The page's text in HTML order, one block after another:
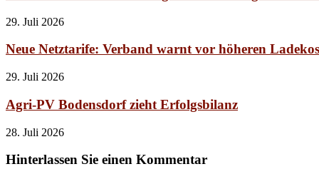
29. Juli 2026
Neue Netztarife: Verband warnt vor höheren
29. Juli 2026
Agri-PV Bodensdorf zieht Erfolgsbilanz
28. Juli 2026
Hinterlassen Sie einen Kommentar